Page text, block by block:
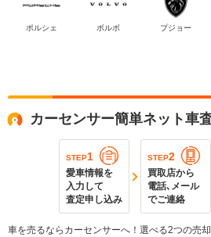
ポルシェ ボルボ プジョー
カーセンサー簡単ネット車
STEP1
愛車情報を
入力して
査定申し込み
STEP2
買取店から
電話､メール
でご連絡
車を売るならカーセンサーへ！選べる2つの売